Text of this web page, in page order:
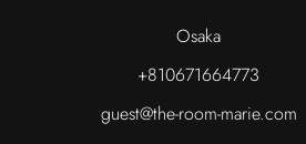
Osaka
+810671664773
guest@the-room-marie.com